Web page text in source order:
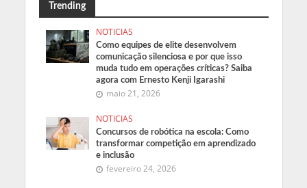
Trending
NOTICIAS
Como equipes de elite desenvolvem
comunicação silenciosa e por que isso
muda tudo em operações críticas? Saiba
agora com Ernesto Kenji Igarashi
maio 21, 2026
NOTICIAS
Concursos de robótica na escola: Como
transformar competição em aprendizado
e inclusão
fevereiro 24, 2026